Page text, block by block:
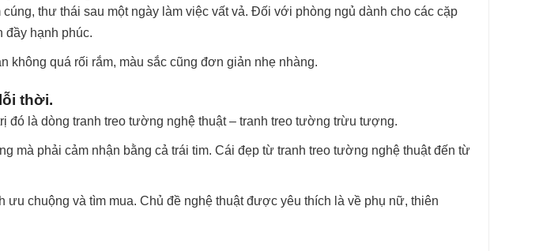
thư thái sau một ngày làm việc vất vả. Đối với phòng ngủ dành cho các cặp
đầy hạnh phúc.
quá rối rắm, màu sắc cũng đơn giản nhẹ nhàng.
thời.
đó là dòng tranh treo tường nghệ thuật – tranh treo tường trừu tượng.
mà phải cảm nhận bằng cả trái tim. Cái đẹp từ tranh treo tường nghệ thuật đến từ
chuộng và tìm mua. Chủ đề nghệ thuật được yêu thích là về phụ nữ, thiên